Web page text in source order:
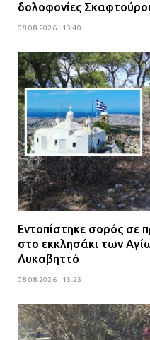
δολοφονίες
08.08.2026 | 13:40
Εντοπίστηκε σορός σε
στο εκκλησάκι των
Λυκαβηττό
08.08.2026 | 13:23